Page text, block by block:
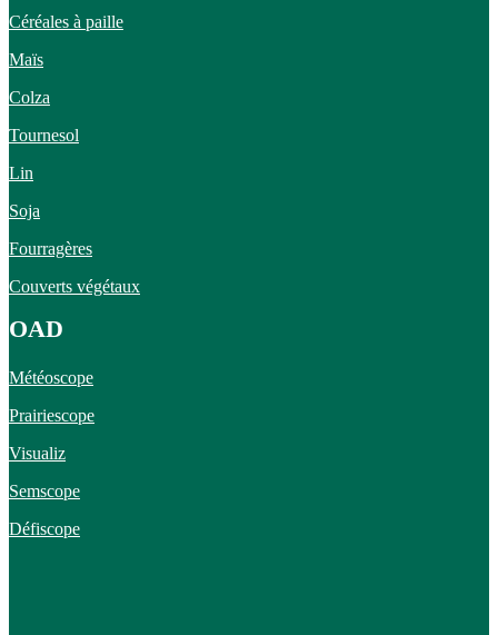
Céréales à paille
Maïs
Colza
Tournesol
Lin
Soja
Fourragères
Couverts végétaux
OAD
Météoscope
Prairiescope
Visualiz
Semscope
Défiscope